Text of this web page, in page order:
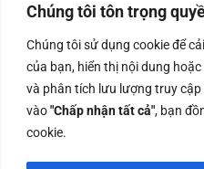
Chúng tôi tôn trọng
Chúng tôi sử dụng cookie để
của bạn, hiển thị nội dung
và phân tích lưu lượng truy
vào"Chấp nhận tất cả", bạn
cookie.
Công ty TNHH Nam Bình
cấp ngày 14/06/2019 bởi
Nội
Copyrights @2023 Nam